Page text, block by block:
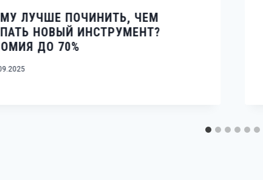
ЛУЧШЕ ПОЧИНИТЬ, ЧЕМ
НОВЫЙ ИНСТРУМЕНТ?
ДО 70%